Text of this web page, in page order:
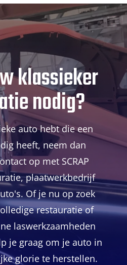
klassieker
nodig?
auto hebt die een
heeft, neem dan
op met SCRAP
plaatwerkbedrijf
Of je nu op zoek
restauratie of
laswerkzaamheden
je graag om je auto in
glorie te herstellen.